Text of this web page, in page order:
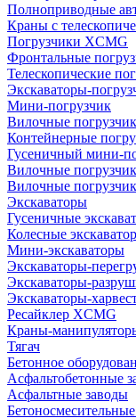
Полноприводные
Краны с
Погрузчики XCMG
Фронтальные
Телескопические
Экскаваторы-
Мини-погрузчик
Вилочные
Контейнерные
Гусеничный мини-
Вилочные
Вилочные
Экскаваторы
Гусеничные
Колесные
Мини-экскаваторы
Экскаваторы-
Экскаваторы-
Экскаваторы-
Ресайклер XCMG
Краны-
Тягач
Бетонное
Асфальтобетонные
Асфальтные заводы